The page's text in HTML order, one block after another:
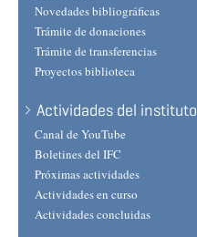
Novedades bibliográficas
Trámite de donaciones
Trámite de transferencias
Proyectos biblioteca
Actividades del instituto
Canal de YouTube
Boletines del IFC
Próximas actividades
Actividades en curso
Actividades concluidas